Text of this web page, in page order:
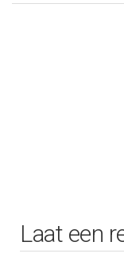
Laat een